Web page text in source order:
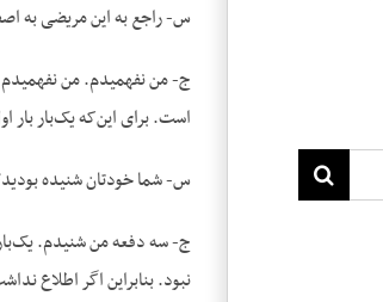
س- راجع به این مریضی به
ج- من نفهمیدم. من
است. برای این‌که یک‌بار
س- شما خودتان شنیده
ج- سه دفعه من شنیدم.
نبود. بنابراین اگر اطلاع